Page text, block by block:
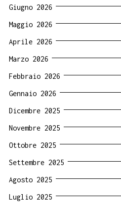
Giugno 2026
Maggio 2026
Aprile 2026
Marzo 2026
Febbraio 2026
Gennaio 2026
Dicembre 2025
Novembre 2025
Ottobre 2025
Settembre 2025
Agosto 2025
Luglio 2025